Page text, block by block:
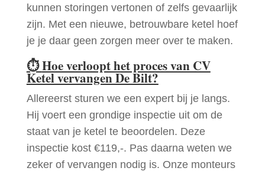
kunnen storingen vertonen of zelfs gevaarlijk
zijn. Met een nieuwe, betrouwbare ketel hoef
je je daar geen zorgen meer over te maken.
⏱Hoe verloopt het proces van CV
Ketel vervangen De Bilt?
Allereerst sturen we een expert bij je langs.
Hij voert een grondige inspectie uit om de
staat van je ketel te beoordelen. Deze
inspectie kost €119,-. Pas daarna weten we
zeker of vervangen nodig is. Onze monteurs